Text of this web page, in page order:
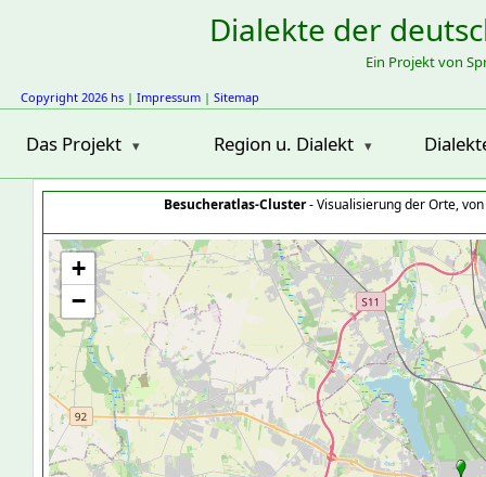
Dialekte der
Ein Projekt von
Copyright 2026 hs | Impressum | Sitemap
Das Projekt Region u. Dialekt
Besucheratlas-Cluster- Visualisierung der Orte,
+
−